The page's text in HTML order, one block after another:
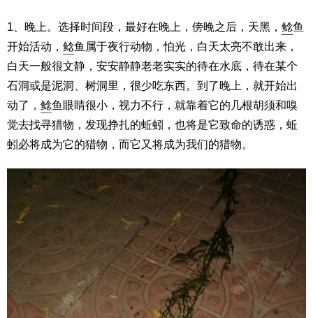
1、晚上。选择时间段，最好在晚上，傍晚之后，天黑， 鲶鱼
开始活动， 鲶鱼属于夜行动物，怕光，白天太亮不敢出来，
白天一般很文静，安安静静老老实实的待在水底，待在某个
石洞或是泥洞、树洞里，很少吃东西。到了晚上，就开始出
动了， 鲶鱼眼睛很小，视力不行，就靠着它的几根胡须和嗅
觉去找寻猎物，发现挣扎的蚯蚓，也将是它致命的诱惑，蚯
蚓必将成为它的猎物，而它又将成为我们的猎物。